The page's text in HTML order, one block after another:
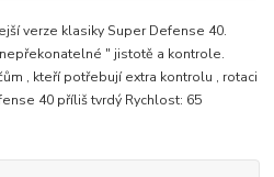
verze klasiky Super Defense 40.
" jistotě a kontrole.
, kteří potřebují extra kontrolu , rotaci
40 příliš tvrdý Rychlost: 65